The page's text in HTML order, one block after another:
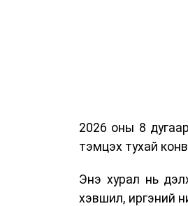
2026 оны 8
тэмцэх тухай
Энэ хурал нь
хэвшил, иргэний